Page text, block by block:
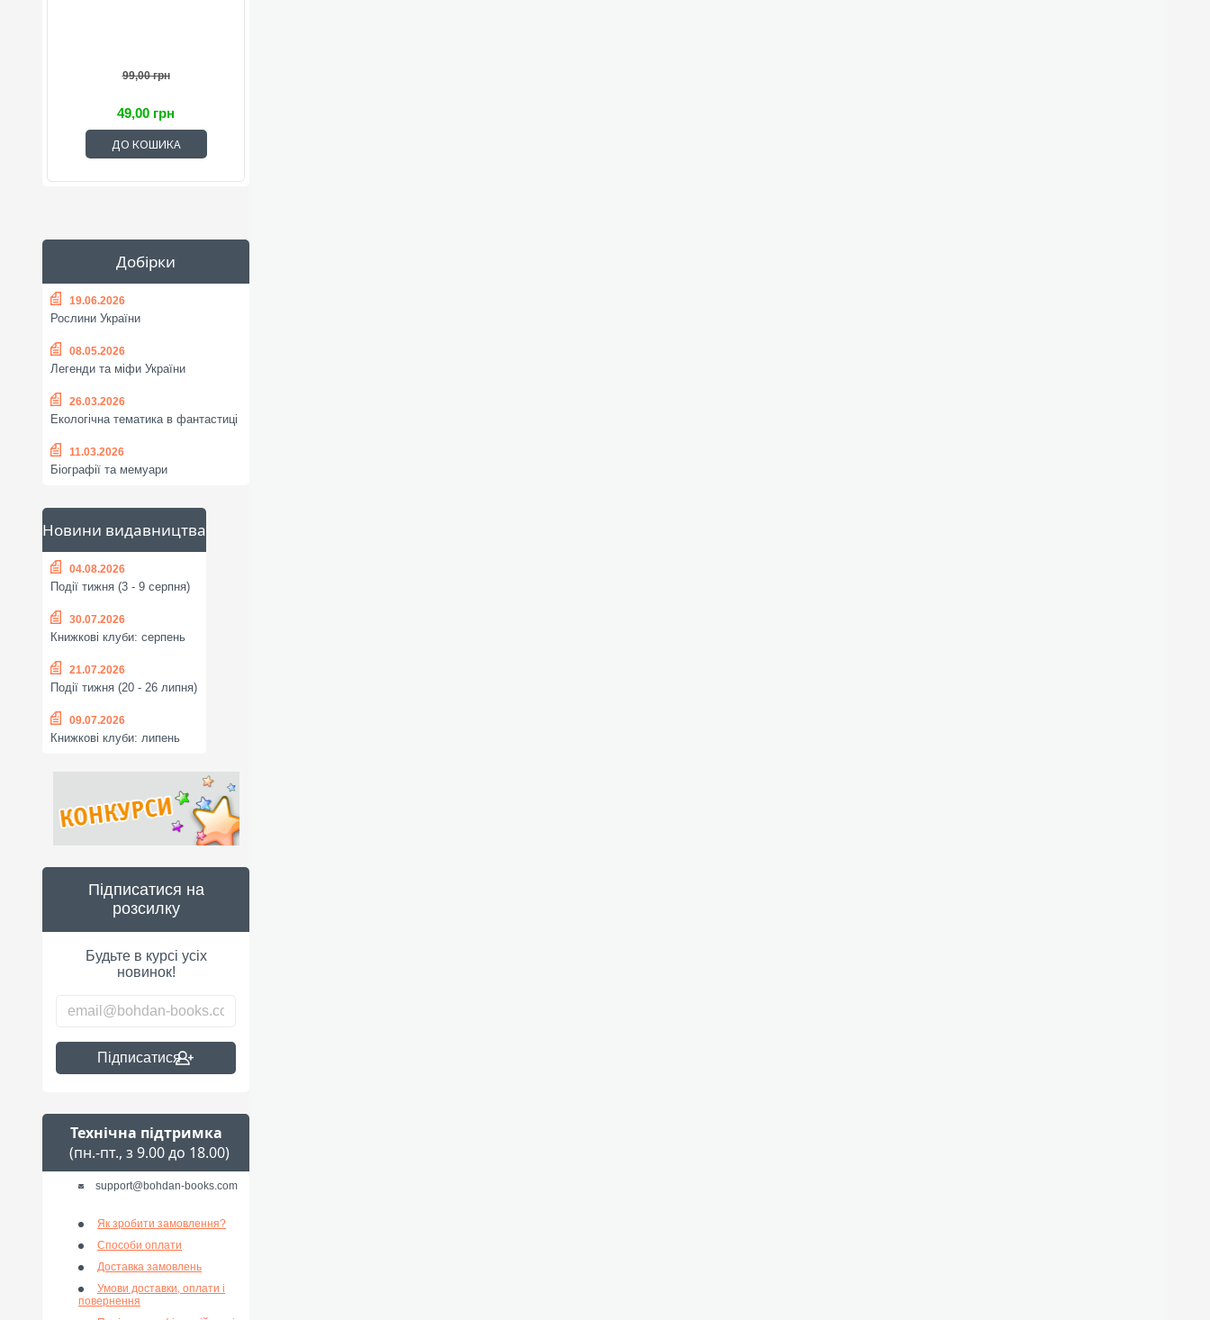
99,00 грн
49,00 грн
ДО КОШИКА
Добірки
19.06.2026
Рослини України
08.05.2026
Легенди та міфи України
26.03.2026
Екологічна тематика в фантастиці
11.03.2026
Біографії та мемуари
Новини видавництва
04.08.2026
Події тижня (3 - 9 серпня)
30.07.2026
Книжкові клуби: серпень
21.07.2026
Події тижня (20 - 26 липня)
09.07.2026
Книжкові клуби: липень
Підписатися на
розсилку
Будьте в курсі усіх
новинок!
Підписатися
Технічна підтримка
(пн.-пт., з 9.00 до 18.00)
support@bohdan-books.com
Як зробити замовлення?
Способи оплати
Доставка замовлень
Умови доставки, оплати і
повернення